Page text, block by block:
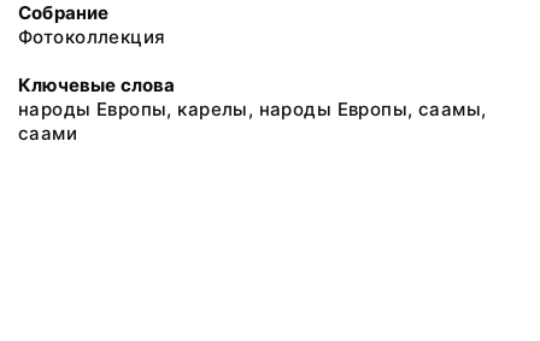
Собрание
Фотоколлекция
Ключевые слова
народы Европы, карелы, народы Европы, саамы,
саами